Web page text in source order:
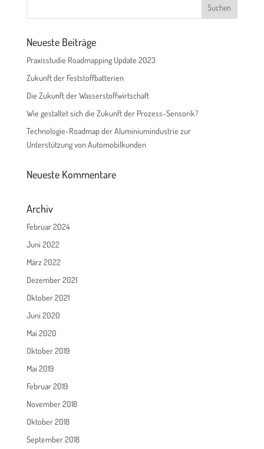
Neueste Beiträge
Praxisstudie Roadmapping Update 2023
Zukunft der Feststoffbatterien
Die Zukunft der Wasserstoffwirtschaft
Wie gestaltet sich die Zukunft der Prozess-Sensorik?
Technologie-Roadmap der Aluminiumindustrie zur
Unterstützung von Automobilkunden
Neueste Kommentare
Archiv
Februar 2024
Juni 2022
März 2022
Dezember 2021
Oktober 2021
Juni 2020
Mai 2020
Oktober 2019
Mai 2019
Februar 2019
November 2018
Oktober 2018
September 2018